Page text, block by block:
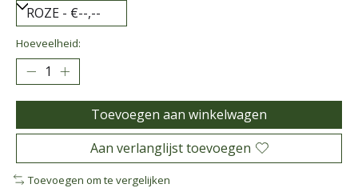
Hoeveelheid:
Toevoegen aan winkelwagen
Aan verlanglijst toevoegen
Toevoegen om te vergelijken